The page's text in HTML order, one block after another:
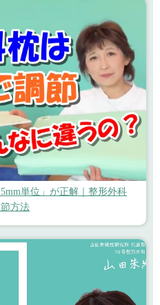
単位」が正解｜整形外科
方法